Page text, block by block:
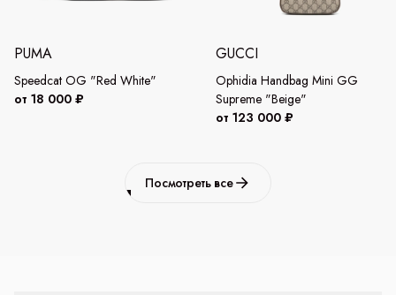
PUMA
Speedcat OG "Red White"
от 18 000 ₽
GUCCI
Ophidia Handbag Mini GG
Supreme "Beige"
от 123 000 ₽
Посмотреть все